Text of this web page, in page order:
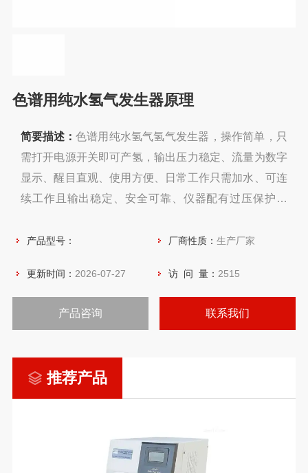
色谱用纯水氢气发生器原理
简要描述： 色谱用纯水氢气氢气发生器，操作简单，只
需打开电源开关即可产氢，输出压力稳定、流量为数字
显示、醒目直观、使用方便、日常工作只需加水、可连
续工作且输出稳定、安全可靠、仪器配有过压保护装
效率。色谱用纯水氢气发生器原理如下
产品型号： 厂商性质： 生产厂家
更新时间： 2026-07-27 访 问 量： 2515
产品咨询 联系我们
推荐产品